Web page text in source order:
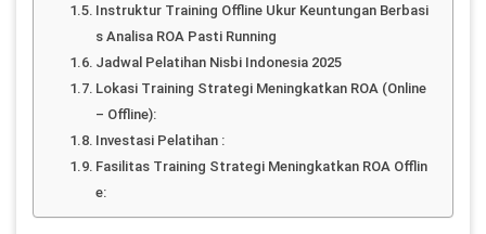
Instruktur Training Offline Ukur Keuntungan Berbasi
s Analisa ROA Pasti Running
Jadwal Pelatihan Nisbi Indonesia 2025
Lokasi Training Strategi Meningkatkan ROA (Online
– Offline):
Investasi Pelatihan :
Fasilitas Training Strategi Meningkatkan ROA Offlin
e: